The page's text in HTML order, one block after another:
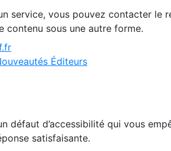
service, vous pouvez contacter le
contenu sous une autre forme.
Éditeurs
défaut d’accessibilité qui vous
satisfaisante.